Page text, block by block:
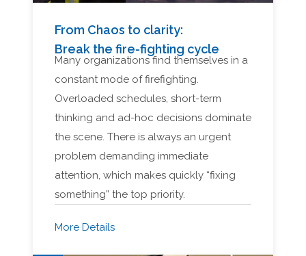
From Chaos to clarity:
Break the fire-fighting cycle
Many organizations find themselves in a
constant mode of firefighting.
Overloaded schedules, short-term
thinking and ad-hoc decisions dominate
the scene. There is always an urgent
problem demanding immediate
attention, which makes quickly “fixing
something” the top priority.
More Details